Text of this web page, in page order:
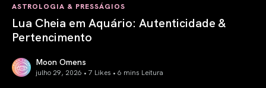
ASTROLOGIA & PRESSÁGIOS
Lua Cheia em Aquário: Autenticidade &
Pertencimento
Moon Omens
julho 29, 2026 • 7 Likes • 6 mins Leitura